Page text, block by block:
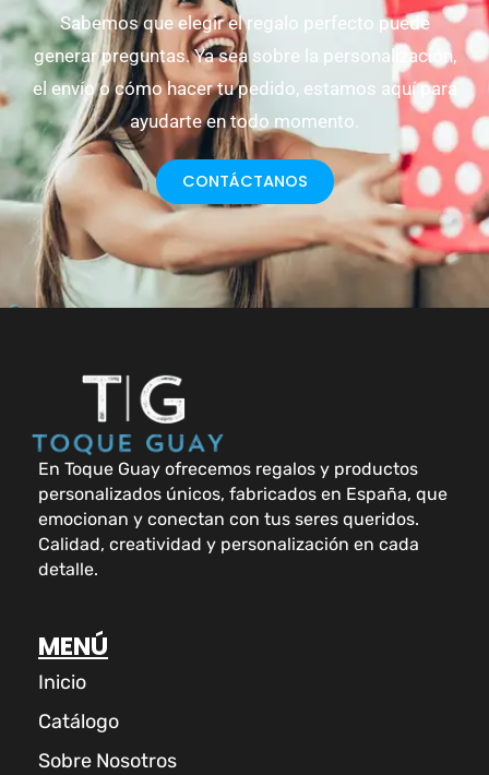
Sabemos que elegir el regalo perfecto puede
generar preguntas. Ya sea sobre la personalización,
el envío o cómo hacer tu pedido, estamos aquí para
ayudarte en todo momento.
CONTÁCTANOS
En Toque Guay ofrecemos regalos y productos
personalizados únicos, fabricados en España, que
emocionan y conectan con tus seres queridos.
Calidad, creatividad y personalización en cada
detalle.
MENÚ
Inicio
Catálogo
Sobre Nosotros